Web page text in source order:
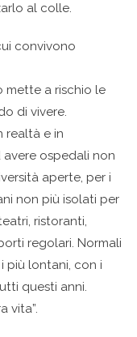
al colle.
convivono
mette a rischio le
di vivere.
realtà e in
ospedali non
aperte, per i
non più isolati per
ristoranti,
regolari. Normali
più lontani, con i
questi anni.
vita”.